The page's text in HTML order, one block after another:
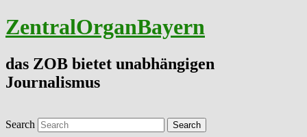
ZentralOrganBayern
das ZOB bietet unabhängigen
Journalismus
Search